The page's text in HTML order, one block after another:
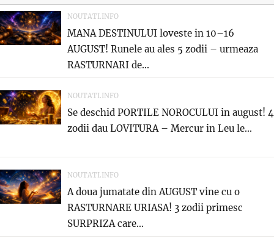
NOUTATI.INFO
MANA DESTINULUI loveste in 10–16
AUGUST! Runele au ales 5 zodii – urmeaza
RASTURNARI de...
NOUTATI.INFO
Se deschid PORTILE NOROCULUI in august! 4
zodii dau LOVITURA – Mercur in Leu le...
NOUTATI.INFO
A doua jumatate din AUGUST vine cu o
RASTURNARE URIASA! 3 zodii primesc
SURPRIZA care...